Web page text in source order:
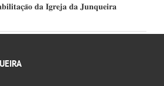
𝐝𝐚 𝐈𝐠𝐫𝐞𝐣𝐚 𝐝𝐚 𝐉𝐮𝐧𝐪𝐮𝐞𝐢𝐫𝐚